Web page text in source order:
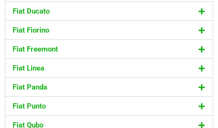
Fiat Ducato
Fiat Fiorino
Fiat Freemont
Fiat Linea
Fiat Panda
Fiat Punto
Fiat Qubo